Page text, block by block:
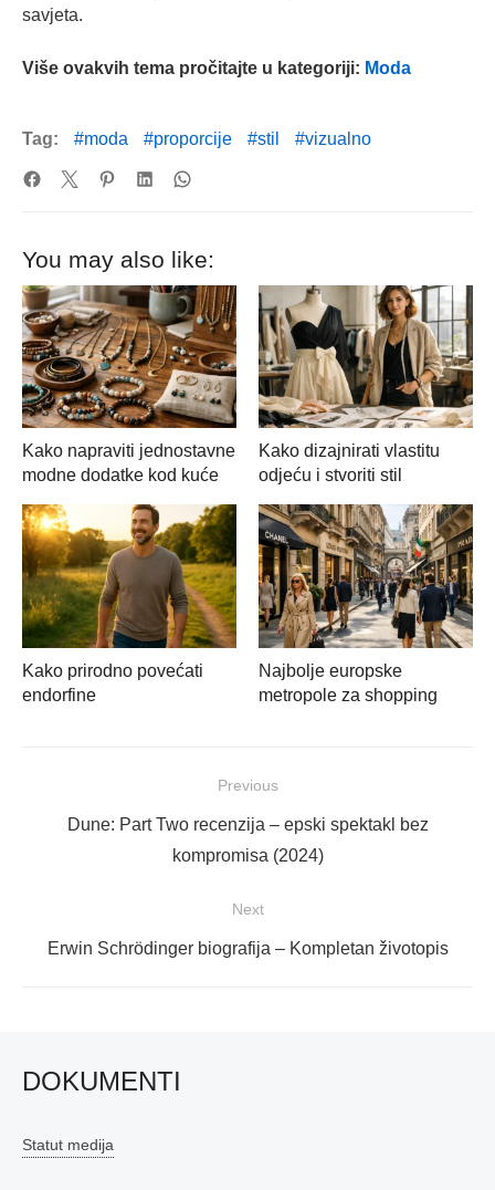
savjeta.
Više ovakvih tema pročitajte u kategoriji: Moda
Tag: moda proporcije stil vizualno
You may also like:
Kako napraviti jednostavne
modne dodatke kod kuće
Kako dizajnirati vlastitu
odjeću i stvoriti stil
Kako prirodno povećati
endorfine
Najbolje europske
metropole za shopping
objava
Previous
PreviousDune: Part Two recenzija – epski spektakl bez
kompromisa (2024)
Next
Next
Erwin Schrödinger biografija – Kompletan životopis
DOKUMENTI
Statut medija